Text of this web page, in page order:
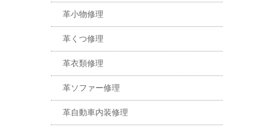
革小物修理
革くつ修理
革衣類修理
革ソファー修理
革自動車内装修理